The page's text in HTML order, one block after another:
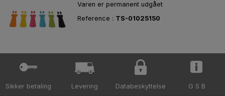
Varen er permanent udgået
Reference : TS-01025150
Sikker betaling Levering Databeskyttelse G S B